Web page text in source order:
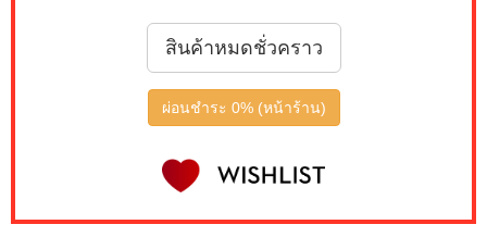
เมื่อซื้อพร้อมคอมเซ็ต ลดทันที 4,000 บาท จากปกติ 9,900
บาท เหลือเพียง 5,900 บาท MONITOR 32 SAMSUNG
IPS G5 G50F LS32FG502EEXXT 2K 180Hz G-SYNC-
COM (1 เซ็ต ต่อ 1 จอ) สนใจโปรโมชั่นนี้ ติดต่อ 02-017-
เมื่อซื้อพร้อมคอมเซ็ต ลดทันที 50 บาท จากปกติ 740 บาท
เหลือเพียง 690 บาท KEYBOARD+MOUSE LOGITECH
โปรโมชั่นนี้ ติดต่อ 02-017-4444
สินค้าหมดชั่วคราว
ผ่อนชำระ 0% (หน้าร้าน)